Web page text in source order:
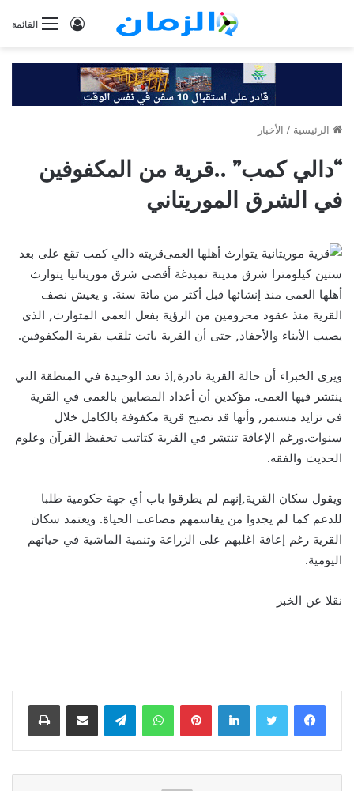
القائمةتسجيل
الرئيسية / الأخبار
“دالي كمب” ..قرية من المكفوفين
في الشرق الموريتاني
قريته دالي كمب تقع على بعد
ستين كيلومترا شرق مدينة تمبدغة أقصى شرق موريتانيا يتوارث
أهلها العمى منذ إنشائها قبل أكثر من مائة سنة. و يعيش نصف
القرية منذ عقود محرومين من الرؤية بفعل العمى المتوارث, الذي
يصيب الأبناء والأحفاد, حتى أن القرية باتت تلقب بقرية المكفوفين.
ويرى الخبراء أن حالة القرية نادرة,إذ تعد الوحيدة في المنطقة التي
ينتشر فيها العمى. مؤكدين أن أعداد المصابين بالعمى في القرية
في تزايد مستمر, وأنها قد تصبح قرية مكفوفة بالكامل خلال
سنوات.ورغم الإعاقة تنتشر في القرية كتاتيب تحفيظ القرآن وعلوم
الحديث والفقه.
ويقول سكان القرية,إنهم لم يطرقوا باب أي جهة حكومية طلبا
للدعم كما لم يجدوا من يقاسمهم مصاعب الحياة. ويعتمد سكان
القرية رغم إعاقة اغلبهم على الزراعة وتنمية الماشية في حياتهم
اليومية.
نقلا عن الخبر
لينكدإن بينتيريستواتساب تيلقرام مشاركة عبر البريد طباعة